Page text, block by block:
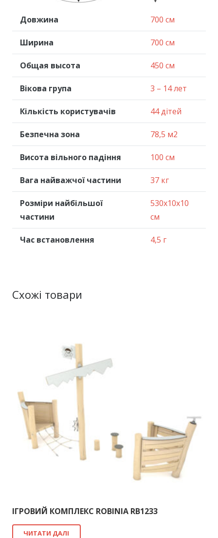
Довжина 700 см
Ширина 700 см
Общая высота 450 см
Вікова група 3 – 14 лет
Кількість користувачів 44 дітей
Безпечна зона 78,5 м2
Висота вільного падіння 100 см
Вага найважчої частини 37 кг
Розміри найбільшої
частини
530x10x10
см
Час встановлення 4,5 г
Схожі товари
ІГРОВИЙ КОМПЛЕКС ROBINIA RB1233
ЧИТАТИ ДАЛІ